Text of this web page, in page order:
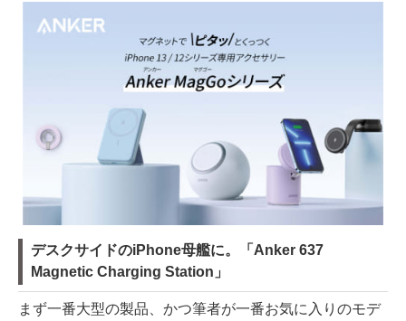
デスクサイドのiPhone母艦に。「Anker 637
Magnetic Charging Station」
まず一番大型の製品、かつ筆者が一番お気に入りのモデ